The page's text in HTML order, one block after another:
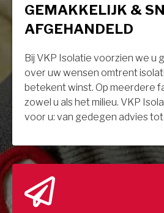
GEMAKKELIJK &
AFGEHANDELD
Bij VKP Isolatie voorzien we u
over uw wensen omtrent
betekent winst. Op meerdere
zowel u als het milieu. VKP
voor u: van gedegen advies